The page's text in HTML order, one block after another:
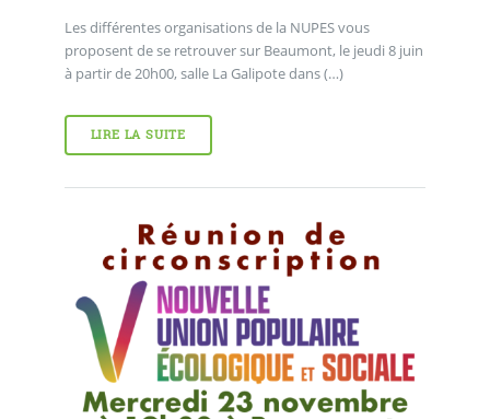
Les différentes organisations de la NUPES vous
proposent de se retrouver sur Beaumont, le jeudi 8 juin
à partir de 20h00, salle La Galipote dans (…)
LIRE LA SUITE